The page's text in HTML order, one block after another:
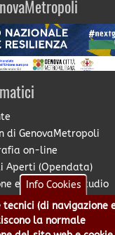
di GenovaMetropoli
on-line
Aperti (Opendata)
e Diritto allo Studio
Territoriale
Metropolitano
Info Cookies
(di navigazione
la normale